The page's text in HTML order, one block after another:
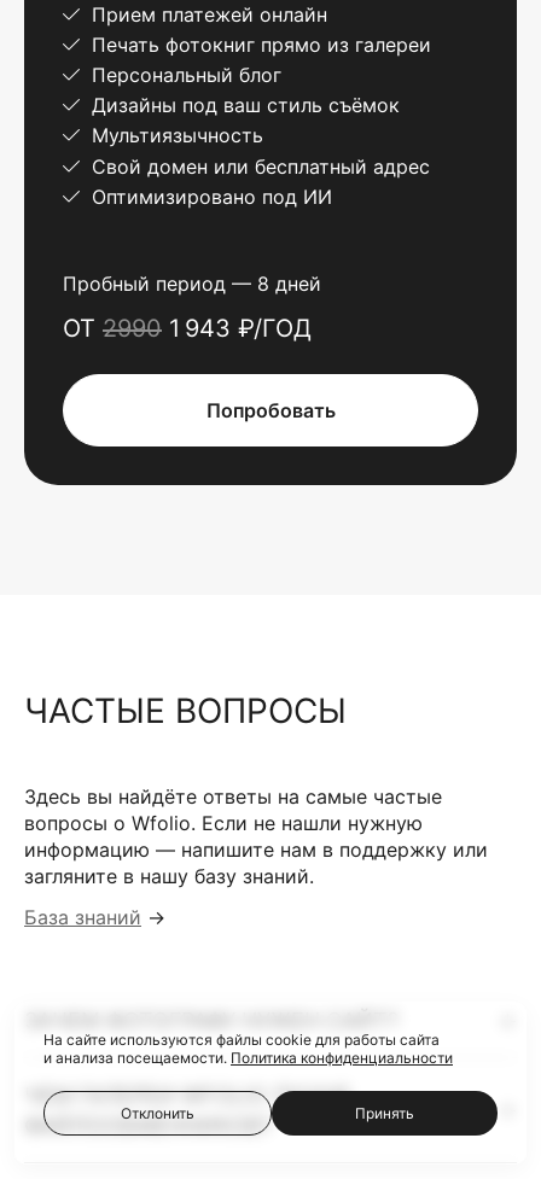
Прием платежей онлайн
Печать фотокниг прямо из галереи
Персональный блог
Дизайны под ваш стиль съёмок
Мультиязычность
Свой домен или бесплатный адрес
Оптимизировано под ИИ
Пробный период — 8 дней
ОТ 2990 1 943 ₽/ГОД
Попробовать
ЧАСТЫЕ ВОПРОСЫ
Здесь вы найдёте ответы на самые частые
вопросы о Wfolio. Если не нашли нужную
информацию — напишите нам в поддержку или
загляните в нашу базу знаний.
База знаний →
ЧЕМ ГАЛЕРЕИ WFOLIO ЛУЧШЕ
ФАЙЛООБМЕННИКОВ?
На сайте используются файлы cookie для работы сайта
и анализа посещаемости. Политика конфиденциальности
Отклонить Принять